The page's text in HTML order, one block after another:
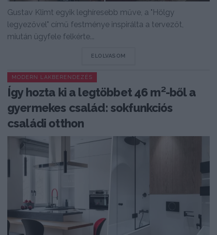
Gustav Klimt egyik leghíresebb műve, a "Hölgy
legyezővel" című festménye inspirálta a tervezőt,
miután ügyfele felkérte...
ELOLVASOM
MODERN LAKBERENDEZÉS
Így hozta ki a legtöbbet 46 m²-ből a
gyermekes család: sokfunkciós
családi otthon